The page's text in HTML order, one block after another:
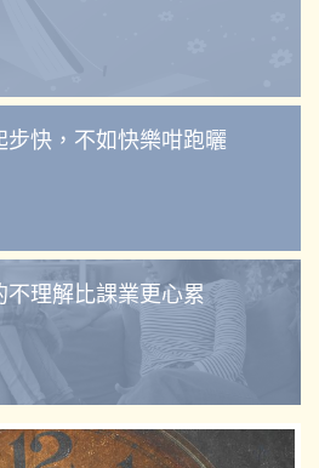
步快，不如快樂咁跑曬
不理解比課業更心累